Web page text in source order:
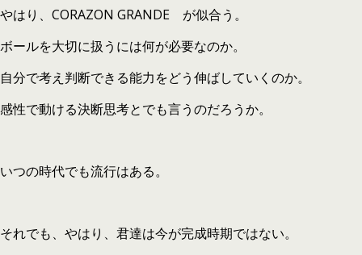
やはり、CORAZON GRANDE が似合う。
ボールを大切に扱うには何が必要なのか。
自分で考え判断できる能力をどう伸ばしていくのか。
感性で動ける決断思考とでも言うのだろうか。
いつの時代でも流行はある。
それでも、やはり、君達は今が完成時期ではない。